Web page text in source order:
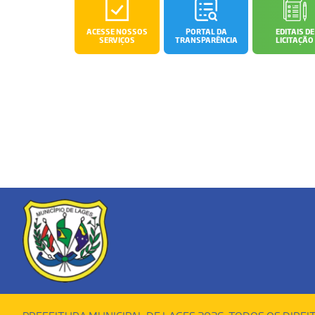
ACESSE NOSSOS
SERVIÇOS
PORTAL DA
TRANSPARÊNCIA
EDITAIS DE
LICITAÇÃO